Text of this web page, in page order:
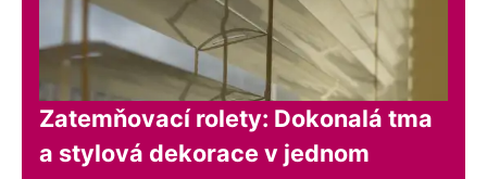
Zatemňovací rolety: Dokonalá tma
a stylová dekorace v jednom